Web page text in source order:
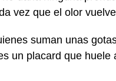
vez que el olor
suman unas
un placard que